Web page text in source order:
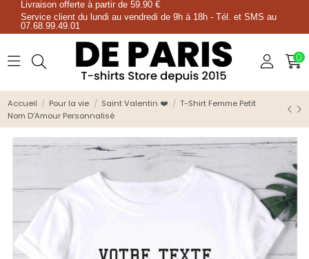
Livraison offerte à partir de 59.90 €
Service client du lundi au vendredi de 9h à 18h - Tél. et SMS au
07.68.99.49.01
0
Accueil Pour la vie Saint Valentin ❤️
T-Shirt Femme Petit
Nom D'Amour Personnalisé